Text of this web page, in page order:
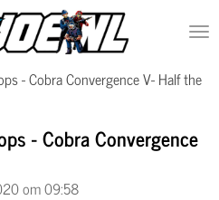
- Cobra Convergence V- Half the
- Cobra Convergence
om 09:58